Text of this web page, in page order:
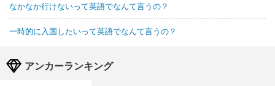
なかなか行けないって英語でなんて言うの？
一時的に入国したいって英語でなんて言うの？
アンカーランキング